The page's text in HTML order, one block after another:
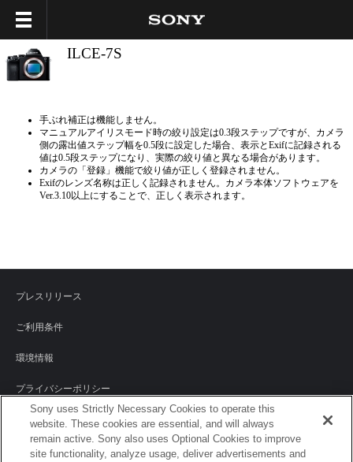
ILCE-7S
手ぶれ補正は機能しません。
マニュアルアイリスモード時の絞り設定は0.3段ステップですが、カメラ
側の露出値ステップ幅を0.5段に設定した場合、表示とExifに記録される
値は0.5段ステップになり、実際の絞り値と異なる場合があります。
カメラの「登録」機能で絞り値が正しく登録されません。
Exifのレンズ名称は正しく記録されません。カメラ本体ソフトウェアを
Ver.3.10以上にすることで、正しく表示されます。
プレスリリース
ご利用条件
環境情報
プライバシーポリシー
クッキーポリシー
Sony uses Strictly Necessary Cookies to operate this
website. These cookies are essential, and will always
remain active. Sony also uses Optional Cookies to improve
site functionality, analyze usage, deliver advertisements and